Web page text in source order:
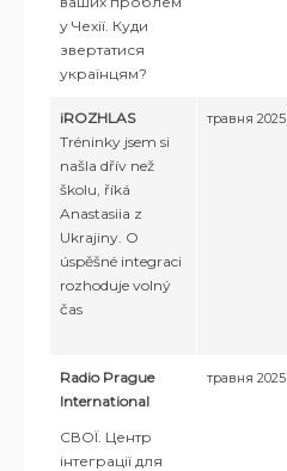
у Чехії. Куди
звертатися
українцям?
iROZHLAS
Tréninky jsem si
našla dřív než
školu, říká
Anastasiia z
Ukrajiny. O
úspěšné integraci
rozhoduje volný
čas
травня 2025
Radio Prague
International
CВОЇ. Центр
інтеграції для
травня 2025